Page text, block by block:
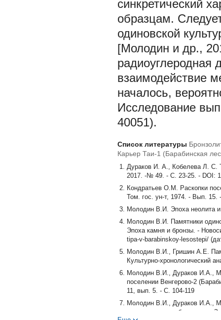
синкретический
образцам.
одиновской
[Молодин и др.,
радиоуглеродная
взаимодействие
началось,
Исследование
40051).
Список литературы
Карьер Таи-1 (Барабинская
Дураков И. А., Кобелева Л. С.
2017. -№ 49. - С. 23-25. - DOI:
Кондратьев О.М. Раскопки
Том. гос. ун-т, 1974. - Вып. 15.
Молодин В.И. Эпоха неолита
Молодин В.И. Памятники
Эпоха камня и бронзы. -
tipa-v-barabinskoy-lesostepi/
Молодин В.И., Гришин А.Е.
Культурно-хронологический
Молодин В.И., Дураков И.А.,
поселении Венгерово-2
11, вып. 5. - С. 104-119
Молодин В.И., Дураков И.А.,
культурах эпохи бронзы юга